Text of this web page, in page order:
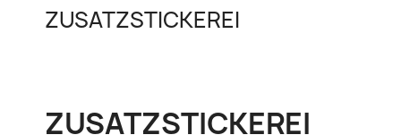
ZUSATZSTICKEREI
ZUSATZSTICKEREI